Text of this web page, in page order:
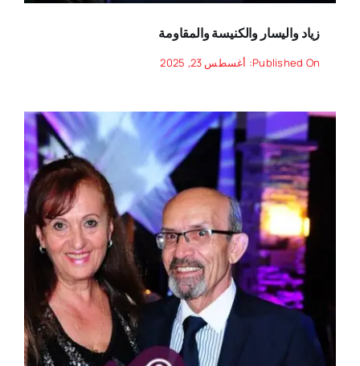
زياد واليسار والكنيسة والمقاومة
Published On: أغسطس 23, 2025